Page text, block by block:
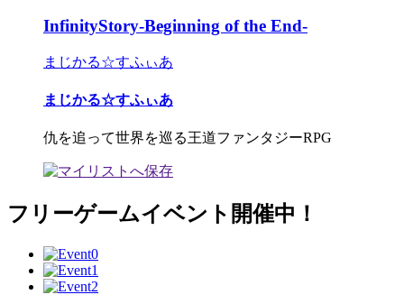
InfinityStory-Beginning of the End-
まじかる☆すふぃあ
まじかる☆すふぃあ
仇を追って世界を巡る王道ファンタジーRPG
フリーゲームイベント開催中！